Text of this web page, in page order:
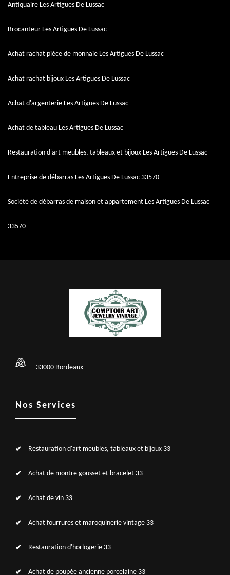
Antiquaire Les Artigues De Lussac
Brocanteur Les Artigues De Lussac
Achat rachat pièce de monnaie Les Artigues De Lussac
Achat rachat bijoux Les Artigues De Lussac
Achat d'argenterie Les Artigues De Lussac
Achat de tableau Les Artigues De Lussac
Restauration d'art meubles, tableaux et bijoux Les Artigues De Lussac
Entreprise de débarras Les Artigues De Lussac 33570
Société de débarras de maison et appartement Les Artigues De Lussac
33570
33000 Bordeaux
Nos Services
Restauration d'art meubles, tableaux et bijoux 33
Achat de montre gousset et bracelet 33
Achat de vin 33
Achat fourrures et maroquinerie vintage 33
Restauration d'horlogerie 33
Achat de poupée ancienne porcelaine 33